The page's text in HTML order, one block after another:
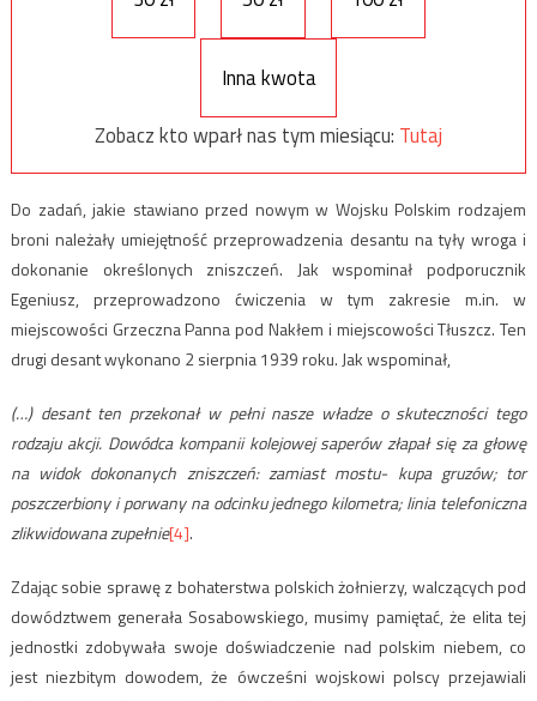
Inna kwota
Zobacz kto wparł nas tym miesiącu: Tutaj
Do zadań, jakie stawiano przed nowym w Wojsku Polskim rodzajem
broni należały umiejętność przeprowadzenia desantu na tyły wroga i
dokonanie określonych zniszczeń. Jak wspominał podporucznik
Egeniusz, przeprowadzono ćwiczenia w tym zakresie m.in. w
miejscowości Grzeczna Panna pod Nakłem i miejscowości Tłuszcz. Ten
drugi desant wykonano 2 sierpnia 1939 roku. Jak wspominał,
(…) desant ten przekonał w pełni nasze władze o skuteczności tego
rodzaju akcji. Dowódca kompanii kolejowej saperów złapał się za głowę
na widok dokonanych zniszczeń: zamiast mostu- kupa gruzów; tor
poszczerbiony i porwany na odcinku jednego kilometra; linia telefoniczna
zlikwidowana zupełnie[4].
Zdając sobie sprawę z bohaterstwa polskich żołnierzy, walczących pod
dowództwem generała Sosabowskiego, musimy pamiętać, że elita tej
jednostki zdobywała swoje doświadczenie nad polskim niebem, co
jest niezbitym dowodem, że ówcześni wojskowi polscy przejawiali